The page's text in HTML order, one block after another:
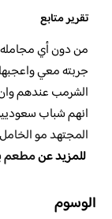
تقرير متابع
من دون أي مجامله
جربته معي
الشرمب عندهم
انهم شباب
المجتهد مو
للمزيد عنمطعم
الوسوم